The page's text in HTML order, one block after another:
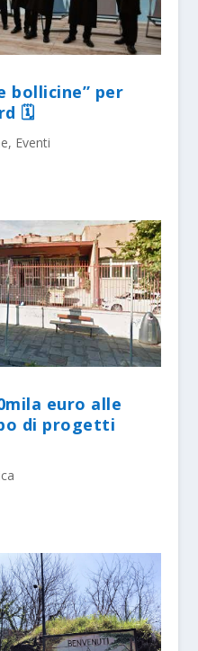
bollicine” per
🗓
, Eventi
euro alle
di progetti